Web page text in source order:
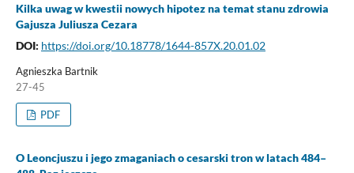
Kilka uwag w kwestii nowych hipotez na temat stanu zdrowia
Gajusza Juliusza Cezara
DOI: https://doi.org/10.18778/1644-857X.20.01.02
Agnieszka Bartnik
27-45
PDF
O Leoncjuszu i jego zmaganiach o cesarski tron w latach 484–